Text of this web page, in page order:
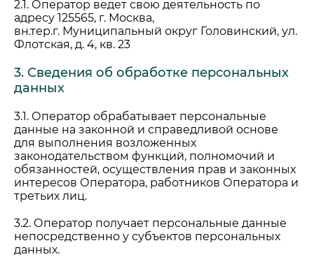
2.1. Оператор ведет свою деятельность по
адресу 125565, г. Москва,
вн.тер.г. Муниципальный округ Головинский, ул.
Флотская, д. 4, кв. 23
3. Сведения об обработке персональных
данных
3.1. Оператор обрабатывает персональные
данные на законной и справедливой основе
для выполнения возложенных
законодательством функций, полномочий и
обязанностей, осуществления прав и законных
интересов Оператора, работников Оператора и
третьих лиц.
3.2. Оператор получает персональные данные
непосредственно у субъектов персональных
данных.